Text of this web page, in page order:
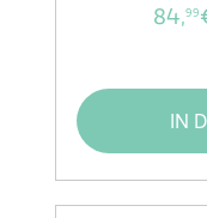
84,99
IN